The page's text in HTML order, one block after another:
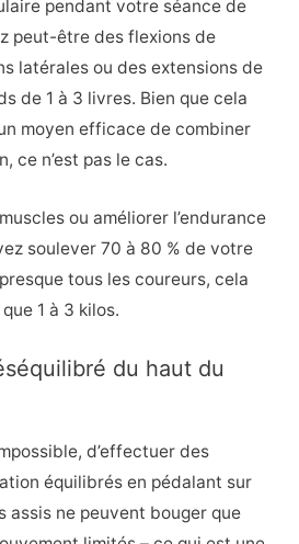
pendant votre séance de
peut-être des flexions de
latérales ou des extensions de
de 1 à 3 livres. Bien que cela
moyen efficace de combiner
ce n’est pas le cas.
ou améliorer l’endurance
soulever 70 à 80 % de votre
tous les coureurs, cela
1 à 3 kilos.
du haut du
d’effectuer des
équilibrés en pédalant sur
assis ne peuvent bouger que